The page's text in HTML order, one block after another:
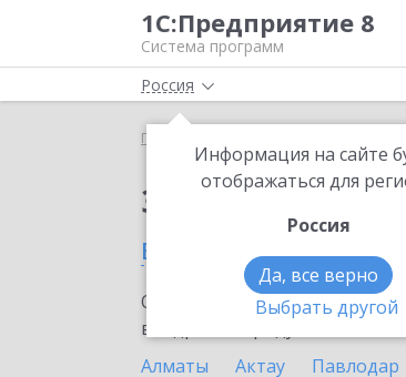
1С:Предприятие 8
Система программ
Россия
Информация на сайте
отображаться для
Россия
Да, все верно
Выбрать другой
Главная
Заказать
в Талгаре
Ознакомьтесь с
внедрение продукта.
Алматы
Актау Павлодар